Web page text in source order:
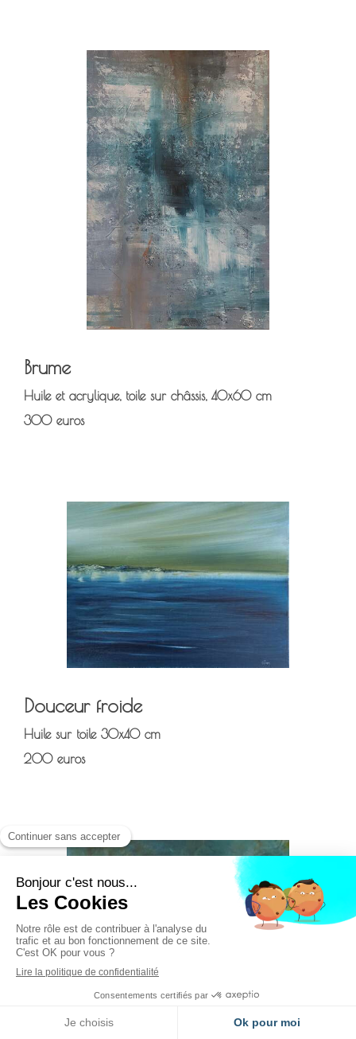
Brume
Huile et acrylique, toile sur châssis, 40x60 cm
300 euros
Douceur froide
Huile sur toile 30x40 cm
200 euros